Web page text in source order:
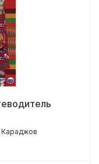
Караджов